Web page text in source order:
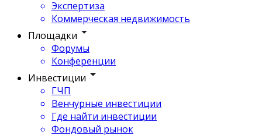
Экспертиза
Коммерческая недвижимость
Площадки
Форумы
Конференции
Инвестиции
ГЧП
Венчурные инвестиции
Где найти инвестиции
Фондовый рынок